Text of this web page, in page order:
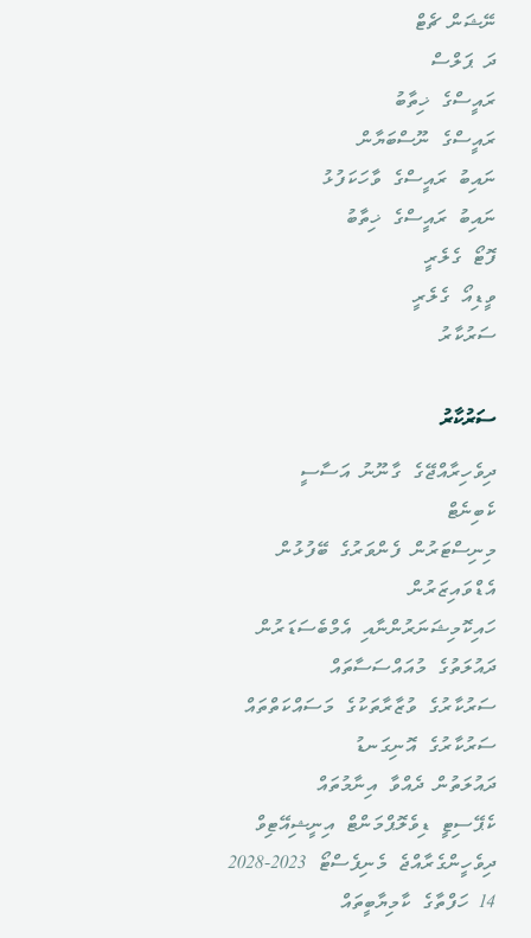
ނޭޝަން ޗެޓް
ދަ ޕަލްސް
ރައީސްގެ ޚިތާބު
ރައީސްގެ ނޫސްބަޔާން
ނައިބު ރައީސްގެ ވާހަކަފުޅު
ނައިބު ރައީސްގެ ޚިތާބު
ފޮޓޯ ގެލެރީ
ވީޑިއޯ ގެލެރީ
ސަރުކާރު
ސަރުކާރު
ދިވެހިރާއްޖޭގެ ގާނޫނު އަސާސީ
ކެބިނެޓް
މިނިސްޓަރުން ފެންވަރުގެ ބޭފުޅުން
އެޑްވައިޒަރުން
ހައިކޮމިޝަނަރުންނާއި އެމްބެސަޑަރުން
ދައުލަތުގެ މުއައްސަސާތައް
ސަރުކާރުގެ ވުޒާރާތަކުގެ މަސައްކަތްތައް
ސަރުކާރުގެ އޮނިގަނޑު
ދައުލަތުން ދެއްވާ އިނާމުތައް
ކެޕޭސިޓީ ޑިވެލޮޕްމަންޓް އިނީޝިއޭޓިވް
ދިވެހީންގެރާއްޖެ މެނިފެސްޓޯ 2023-2028